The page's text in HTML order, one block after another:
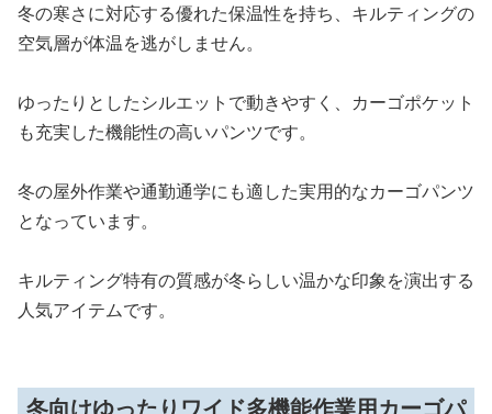
冬の寒さに対応する優れた保温性を持ち、キルティングの
空気層が体温を逃がしません。
ゆったりとしたシルエットで動きやすく、カーゴポケット
も充実した機能性の高いパンツです。
冬の屋外作業や通勤通学にも適した実用的なカーゴパンツ
となっています。
キルティング特有の質感が冬らしい温かな印象を演出する
人気アイテムです。
冬向けゆったりワイド多機能作業用カーゴパ